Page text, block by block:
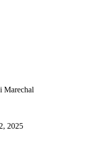
Marechal
2025